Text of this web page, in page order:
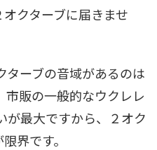
クターブに届きませ
ターブの音域があるのは
販の一般的なウクレレ
が最大ですから、２オク
界です。